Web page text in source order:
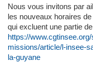
Nous vous invitons par
les nouveaux horaires
qui excluent une partie
https://
missions/article/l-insee-
la-guyane